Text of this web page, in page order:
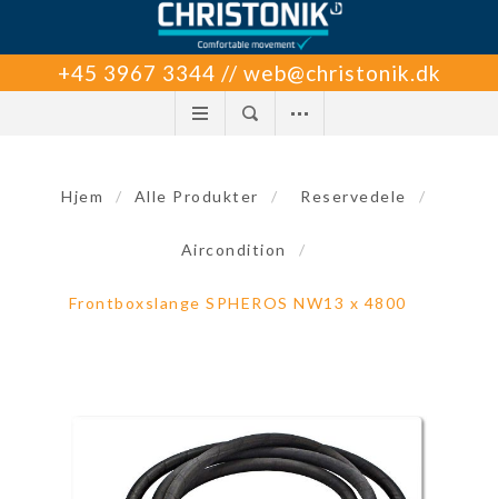
+45 3967 3344 // web@christonik.dk
Hjem / Alle Produkter / Reservedele /
Aircondition /
Frontboxslange SPHEROS NW13 x 4800